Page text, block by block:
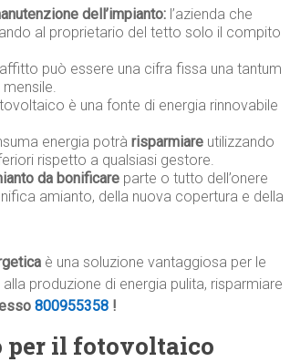
dell’impianto: l’azienda che
al proprietario del tetto solo il compito
può essere una cifra fissa una tantum
è una fonte di energia rinnovabile
energia potrà risparmiare utilizzando
rispetto a qualsiasi gestore.
da bonificare parte o tutto dell’onere
amianto, della nuova copertura e della
è una soluzione vantaggiosa per le
produzione di energia pulita, risparmiare
800955358 !
per il fotovoltaico